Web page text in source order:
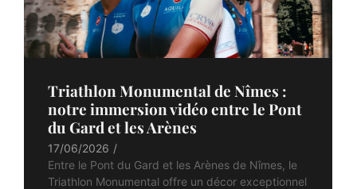
Triathlon Monumental de Nîmes :
notre immersion vidéo entre le Pont
du Gard et les Arènes
17/06/2026 /
Entre le Pont du Gard et les Arènes de Nîmes, le
Triathlon Monumental offre un décor exceptionnel